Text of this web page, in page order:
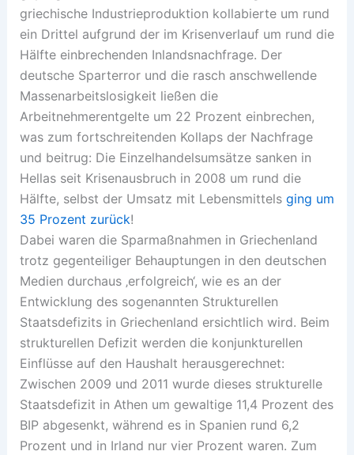
griechische Industrieproduktion kollabierte um rund
ein Drittel aufgrund der im Krisenverlauf um rund die
Hälfte einbrechenden Inlandsnachfrage. Der
deutsche Sparterror und die rasch anschwellende
Massenarbeitslosigkeit ließen die
Arbeitnehmerentgelte um 22 Prozent einbrechen,
was zum fortschreitenden Kollaps der Nachfrage
und beitrug: Die Einzelhandelsumsätze sanken in
Hellas seit Krisenausbruch in 2008 um rund die
Hälfte, selbst der Umsatz mit Lebensmittelsging um
35 Prozent zurück!
Dabei waren die Sparmaßnahmen in Griechenland
trotz gegenteiliger Behauptungen in den deutschen
Medien durchaus ‚erfolgreich‘, wie es an der
Entwicklung des sogenannten Strukturellen
Staatsdefizits in Griechenland ersichtlich wird. Beim
strukturellen Defizit werden die konjunkturellen
Einflüsse auf den Haushalt herausgerechnet:
Zwischen 2009 und 2011 wurde dieses strukturelle
Staatsdefizit in Athen um gewaltige 11,4 Prozent des
BIP abgesenkt, während es in Spanien rund 6,2
Prozent und in Irland nur vier Prozent waren. Zum